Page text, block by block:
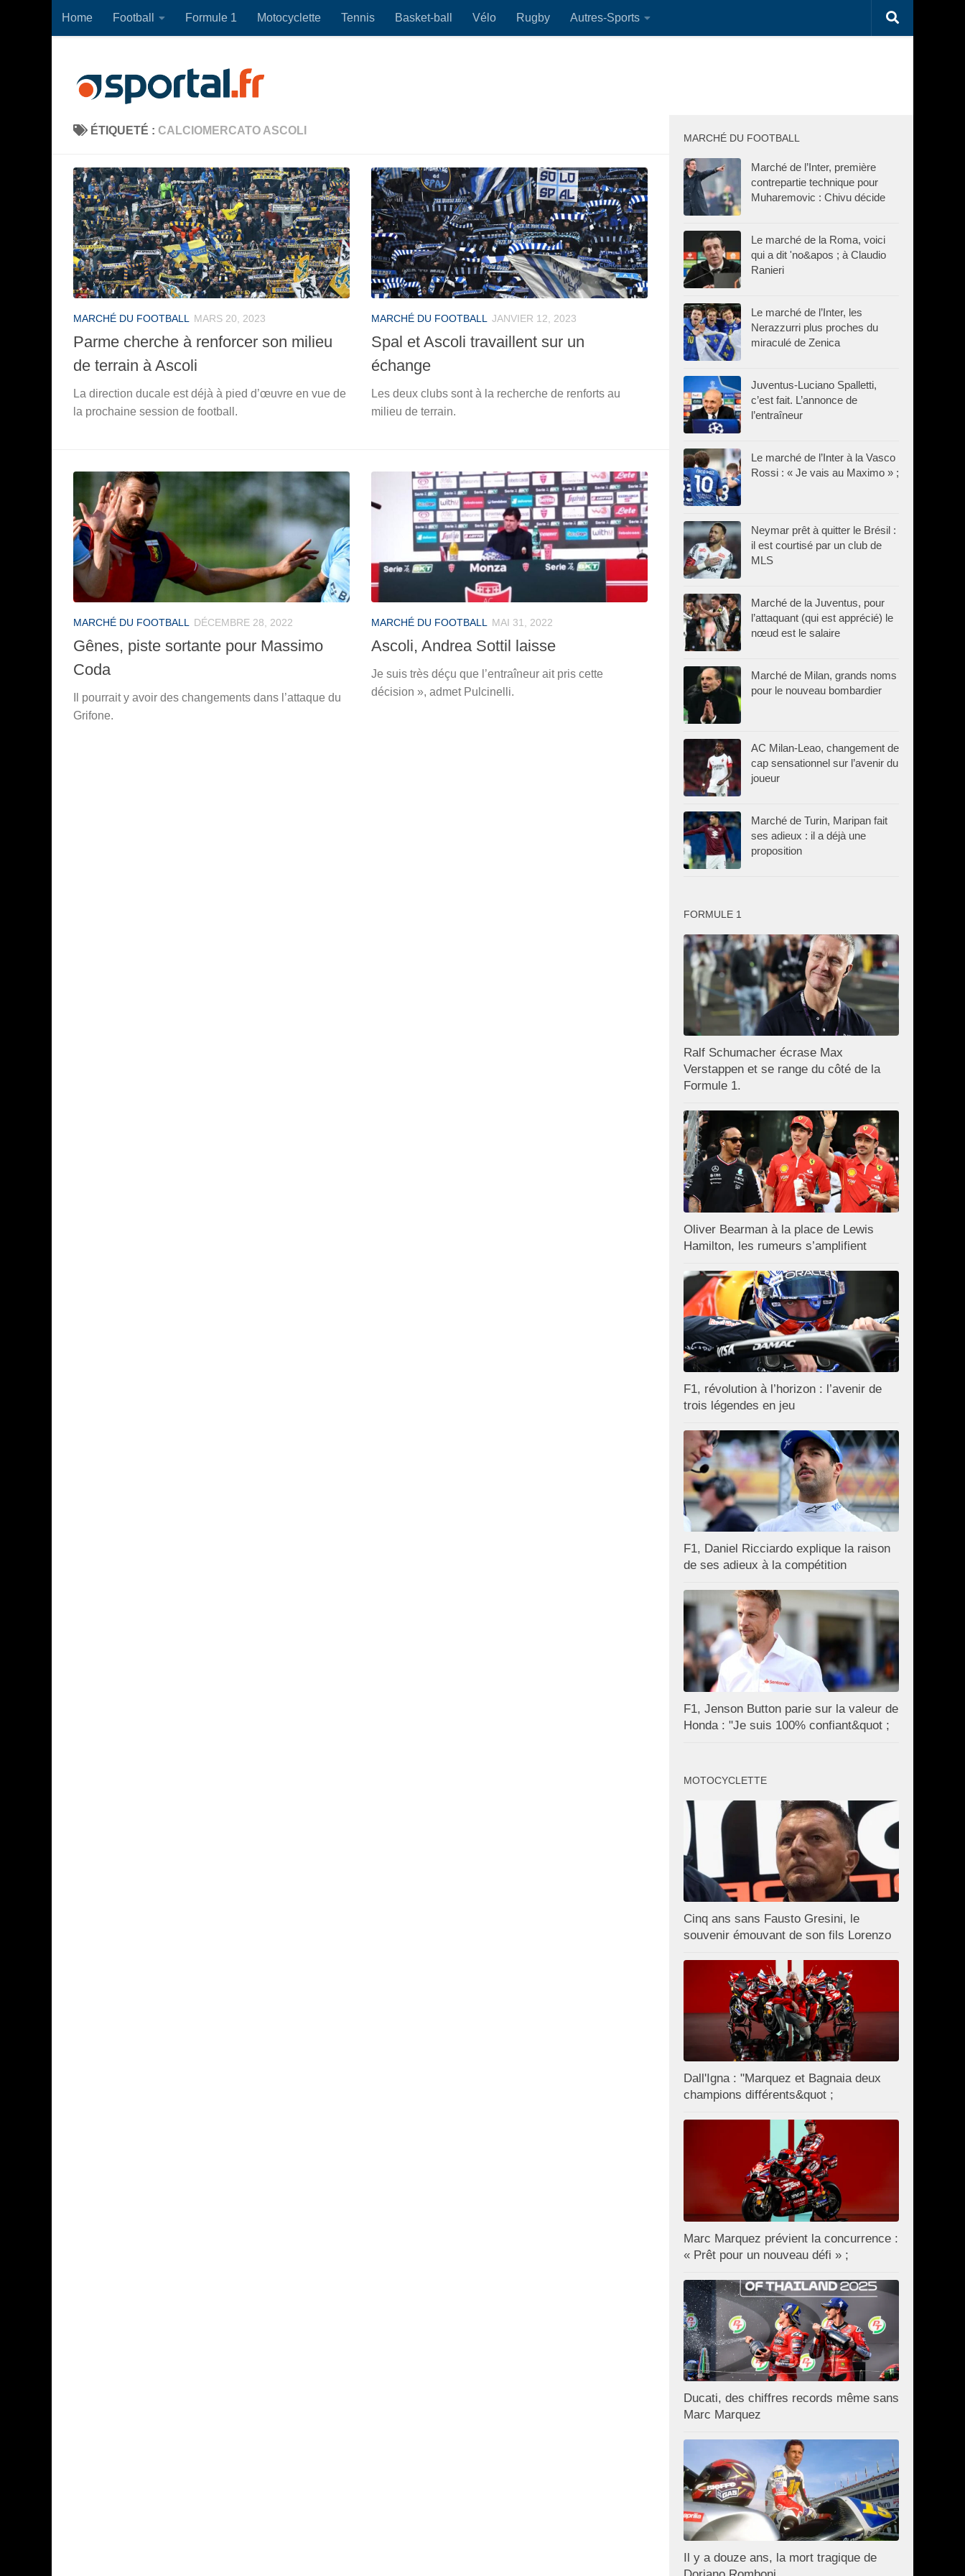
Skip to content
Home Football Formule 1 Motocyclette Tennis Basket-ball Vélo Rugby Autres-Sports
ÉTIQUETÉ : CALCIOMERCATO ASCOLI
MARCHÉ DU FOOTBALL MARS 20, 2023
Parme cherche à renforcer son milieu
de terrain à Ascoli
La direction ducale est déjà à pied d’œuvre en vue de
la prochaine session de football.
MARCHÉ DU FOOTBALL JANVIER 12, 2023
Spal et Ascoli travaillent sur un
échange
Les deux clubs sont à la recherche de renforts au
milieu de terrain.
MARCHÉ DU FOOTBALL DÉCEMBRE 28, 2022
Gênes, piste sortante pour Massimo
Coda
Il pourrait y avoir des changements dans l’attaque du
Grifone.
MARCHÉ DU FOOTBALL MAI 31, 2022
Ascoli, Andrea Sottil laisse
Je suis très déçu que l’entraîneur ait pris cette
décision », admet Pulcinelli.
MARCHÉ DU FOOTBALL
Marché de l’Inter, première
contrepartie technique pour
Muharemovic : Chivu décide
Le marché de la Roma, voici
qui a dit 'no&apos ; à Claudio
Ranieri
Le marché de l’Inter, les
Nerazzurri plus proches du
miraculé de Zenica
Juventus-Luciano Spalletti,
c’est fait. L’annonce de
l’entraîneur
Le marché de l’Inter à la Vasco
Rossi : « Je vais au Maximo » ;
Neymar prêt à quitter le Brésil :
il est courtisé par un club de
MLS
Marché de la Juventus, pour
l’attaquant (qui est apprécié) le
nœud est le salaire
Marché de Milan, grands noms
pour le nouveau bombardier
AC Milan-Leao, changement de
cap sensationnel sur l’avenir du
joueur
Marché de Turin, Maripan fait
ses adieux : il a déjà une
proposition
FORMULE 1
Ralf Schumacher écrase Max
Verstappen et se range du côté de la
Formule 1.
Oliver Bearman à la place de Lewis
Hamilton, les rumeurs s’amplifient
F1, révolution à l’horizon : l’avenir de
trois légendes en jeu
F1, Daniel Ricciardo explique la raison
de ses adieux à la compétition
F1, Jenson Button parie sur la valeur de
Honda : "Je suis 100% confiant&quot ;
MOTOCYCLETTE
Cinq ans sans Fausto Gresini, le
souvenir émouvant de son fils Lorenzo
Dall'Igna : "Marquez et Bagnaia deux
champions différents&quot ;
Marc Marquez prévient la concurrence :
« Prêt pour un nouveau défi » ;
Ducati, des chiffres records même sans
Marc Marquez
Il y a douze ans, la mort tragique de